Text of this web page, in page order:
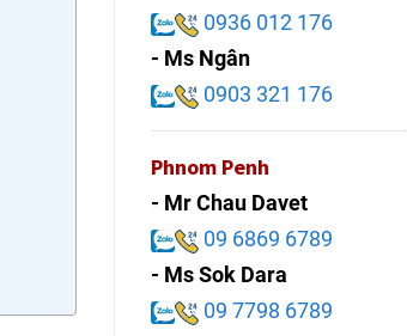
0936 012 176
- Ms Ngân
0903 321 176
Phnom Penh
- Mr Chau Davet
09 6869 6789
- Ms Sok Dara
09 7798 6789